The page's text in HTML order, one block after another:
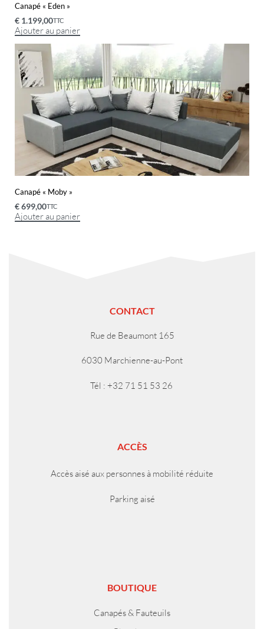
Canapé « Eden »
€ 1.199,00TTC
Ajouter au panier
Canapé « Moby »
€699,00TTC
Ajouter au panier
CONTACT
Rue de Beaumont 165
6030 Marchienne-au-Pont
Tél : +32 71 51 53 26
ACCÈS
Accès aisé aux personnes à mobilité réduite
Parking aisé
BOUTIQUE
Canapés & Fauteuils